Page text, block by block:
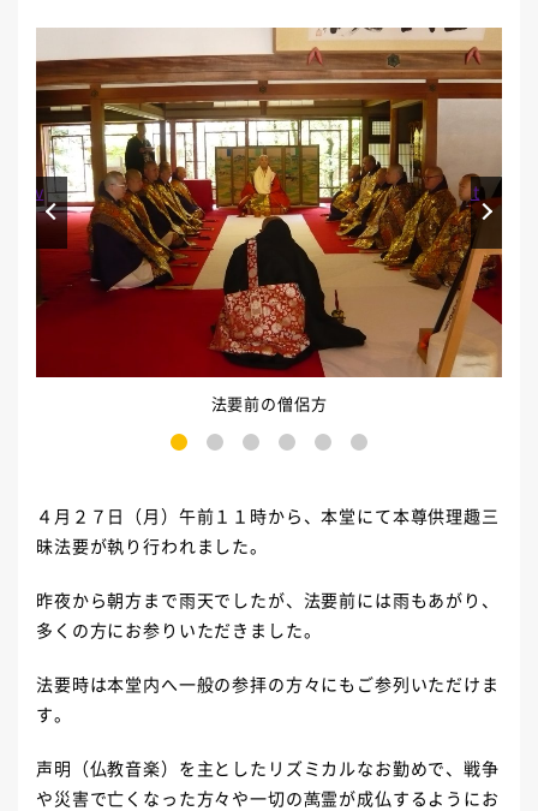
法要前の僧侶方
3 4 5 6
Prev Next
４月２７日（月）午前１１時から、本堂にて本尊供理趣三
昧法要が執り行われました。
昨夜から朝方まで雨天でしたが、法要前には雨もあがり、
多くの方にお参りいただきました。
法要時は本堂内へ一般の参拝の方々にもご参列いただけま
す。
声明（仏教音楽）を主としたリズミカルなお勤めで、戦争
や災害で亡くなった方々や一切の萬霊が成仏するようにお